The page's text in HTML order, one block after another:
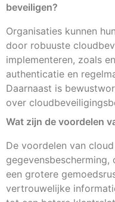
beveiligen?
Organisaties kunnen
door robuuste
implementeren, zoals
authenticatie en
Daarnaast is
over
Wat zijn de voordelen
De voordelen van
een grotere
vertrouwelijke